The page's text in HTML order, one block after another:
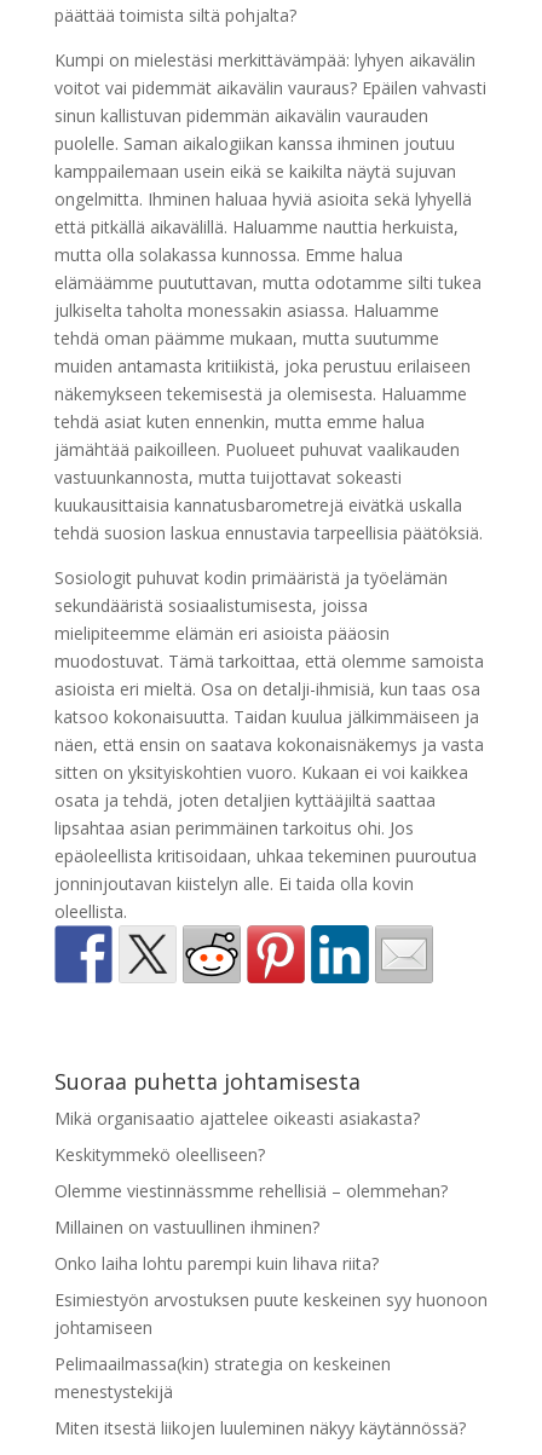
päättää toimista siltä pohjalta?
Kumpi on mielestäsi merkittävämpää: lyhyen aikavälin
voitot vai pidemmät aikavälin vauraus? Epäilen vahvasti
sinun kallistuvan pidemmän aikavälin vaurauden
puolelle. Saman aikalogiikan kanssa ihminen joutuu
kamppailemaan usein eikä se kaikilta näytä sujuvan
ongelmitta. Ihminen haluaa hyviä asioita sekä lyhyellä
että pitkällä aikavälillä. Haluamme nauttia herkuista,
mutta olla solakassa kunnossa. Emme halua
elämäämme puututtavan, mutta odotamme silti tukea
julkiselta taholta monessakin asiassa. Haluamme
tehdä oman päämme mukaan, mutta suutumme
muiden antamasta kritiikistä, joka perustuu erilaiseen
näkemykseen tekemisestä ja olemisesta. Haluamme
tehdä asiat kuten ennenkin, mutta emme halua
jämähtää paikoilleen. Puolueet puhuvat vaalikauden
vastuunkannosta, mutta tuijottavat sokeasti
kuukausittaisia kannatusbarometrejä eivätkä uskalla
tehdä suosion laskua ennustavia tarpeellisia päätöksiä.
Sosiologit puhuvat kodin primääristä ja työelämän
sekundääristä sosiaalistumisesta, joissa
mielipiteemme elämän eri asioista pääosin
muodostuvat. Tämä tarkoittaa, että olemme samoista
asioista eri mieltä. Osa on detalji-ihmisiä, kun taas osa
katsoo kokonaisuutta. Taidan kuulua jälkimmäiseen ja
näen, että ensin on saatava kokonaisnäkemys ja vasta
sitten on yksityiskohtien vuoro. Kukaan ei voi kaikkea
osata ja tehdä, joten detaljien kyttääjiltä saattaa
lipsahtaa asian perimmäinen tarkoitus ohi. Jos
epäoleellista kritisoidaan, uhkaa tekeminen puuroutua
jonninjoutavan kiistelyn alle. Ei taida olla kovin
oleellista.
Suoraa puhetta johtamisesta
Mikä organisaatio ajattelee oikeasti asiakasta?
Keskitymmekö oleelliseen?
Olemme viestinnässmme rehellisiä – olemmehan?
Millainen on vastuullinen ihminen?
Onko laiha lohtu parempi kuin lihava riita?
Esimiestyön arvostuksen puute keskeinen syy huonoon
johtamiseen
Pelimaailmassa(kin) strategia on keskeinen
menestystekijä
Miten itsestä liikojen luuleminen näkyy käytännössä?